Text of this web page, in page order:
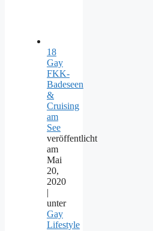
18
Gay
FKK-
Badeseen
&
Cruising
am
See
veröffentlicht
am
Mai
20,
2020
|
unter
Gay
Lifestyle